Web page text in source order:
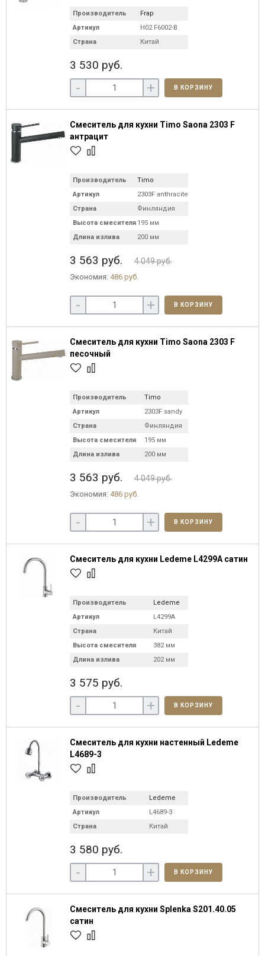
Производитель
Frap
Артикул
H02 F6002-B
Страна
Китай
3 530 руб.
- + В КОРЗИНУ
Смеситель для кухни Timo Saona 2303 F
антрацит
Производитель
Timo
Артикул
2303F anthracite
Страна
Финляндия
Высота смесителя 195 мм
Длина излива
200 мм
3 563 руб. 4 049 руб.
Экономия: 486 руб.
- + В КОРЗИНУ
Смеситель для кухни Timo Saona 2303 F
песочный
Производитель
Timo
Артикул
2303F sandy
Страна
Финляндия
Высота смесителя
195 мм
Длина излива
200 мм
3 563 руб. 4 049 руб.
Экономия: 486 руб.
- + В КОРЗИНУ
Смеситель для кухни Ledeme L4299A сатин
Производитель
Ledeme
Артикул
L4299A
Страна
Китай
Высота смесителя
382 мм
Длина излива
202 мм
3 575 руб.
- + В КОРЗИНУ
Смеситель для кухни настенный Ledeme
L4689-3
Производитель
Ledeme
Артикул
L4689-3
Страна
Китай
3 580 руб.
- + В КОРЗИНУ
Смеситель для кухни Splenka S201.40.05
сатин